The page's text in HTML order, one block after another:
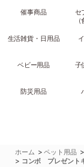
催事商品
セ
生活雑貨・日用品
ベビー用品
子
防災用品
ホーム >ペット用品 >
> コンボ プレゼント